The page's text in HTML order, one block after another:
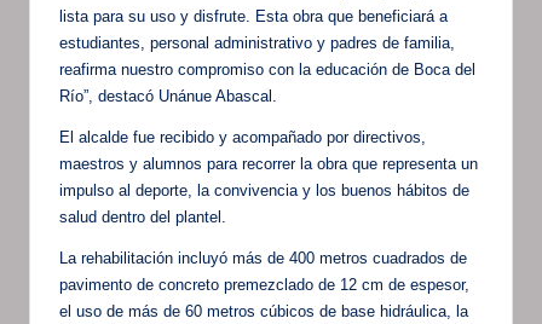
lista para su uso y disfrute. Esta obra que beneficiará a
estudiantes, personal administrativo y padres de familia,
reafirma nuestro compromiso con la educación de Boca del
Río”, destacó Unánue Abascal.
El alcalde fue recibido y acompañado por directivos,
maestros y alumnos para recorrer la obra que representa un
impulso al deporte, la convivencia y los buenos hábitos de
salud dentro del plantel.
La rehabilitación incluyó más de 400 metros cuadrados de
pavimento de concreto premezclado de 12 cm de espesor,
el uso de más de 60 metros cúbicos de base hidráulica, la